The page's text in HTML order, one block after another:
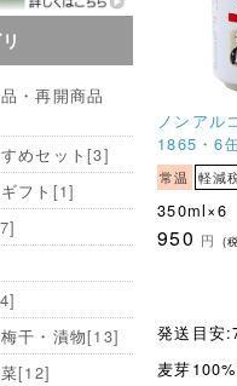
ノンアル
1865・6
常温 軽減
350ml×6
950 円 (
発送目安
・再開商品
めセット[3]
フト [1]
干・漬物[13]
[12]